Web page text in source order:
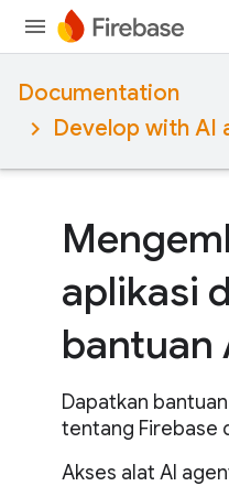
Documentation
Develop with AI
aplikasi
bantuan
Dapatkan
tentang Firebase
Akses alat AI